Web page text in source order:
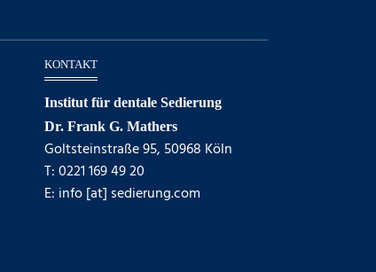
KONTAKT
Institut für dentale Sedierung
Dr. Frank G. Mathers
Goltsteinstraße 95, 50968 Köln
T: 0221 169 49 20
E: info [at] sedierung.com